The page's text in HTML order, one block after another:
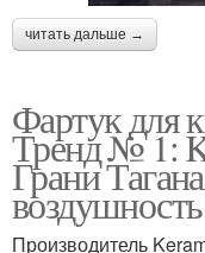
читать дальше →
Фартук для
Тренд № 1:
Грани
воздушность
Производитель